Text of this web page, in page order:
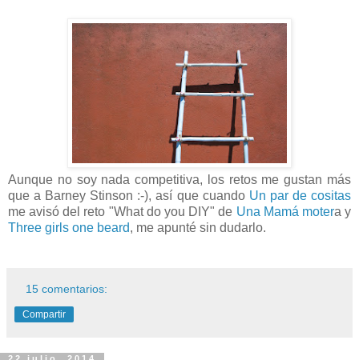
Aunque no soy nada competitiva, los retos me gustan más
que a Barney Stinson :-), así que cuando Un par de cositas
me avisó del reto "What do you DIY" de Una Mamá motera y
Three girls one beard, me apunté sin dudarlo.
15 comentarios:
Compartir